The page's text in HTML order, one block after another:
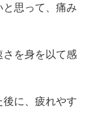
思って、痛み
を身を以て感
後に、疲れやす